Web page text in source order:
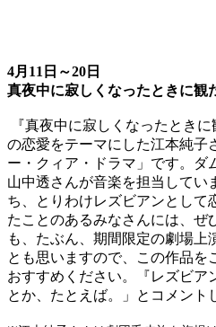
4月11日～20日
真夜中に寂しくなったときに観
『真夜中に寂しくなったとき
の恋愛をテーマにした江本純子
ー・クィア・ドラマ」です。ダ
山中透さんが音楽を担当してい
ち、とりわけレズビアンとして
たことのあるみなさんには、ぜ
も、たぶん、期間限定の劇場上
とも思いますので、この作品を
おすすめください。『レズビア
とか、たとえば。」とコメント